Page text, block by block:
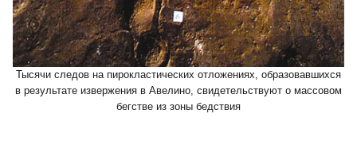
Тысячи следов на пирокластических отложениях, образовавшихся
в результате извержения в Авелино, свидетельствуют о массовом
бегстве из зоны бедствия